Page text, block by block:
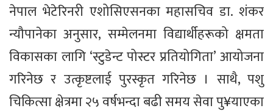
नेपाल भेटेरिनरी एशोसिएसनका महासचिव डा. शंकर
न्यौपानेका अनुसार, सम्मेलनमा विद्यार्थीहरूको क्षमता
विकासका लागि ‘स्टुडेन्ट पोस्टर प्रतियोगिता’ आयोजना
गरिनेछ र उत्कृष्टलाई पुरस्कृत गरिनेछ । साथै, पशु
चिकित्सा क्षेत्रमा २५ वर्षभन्दा बढी समय सेवा पु¥याएका